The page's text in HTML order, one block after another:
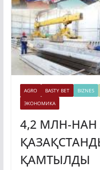
AGRO BASTY BET BIZNES
ЭКОНОМИКА
4,2 МЛН-НАН
ҚАМТЫЛДЫ